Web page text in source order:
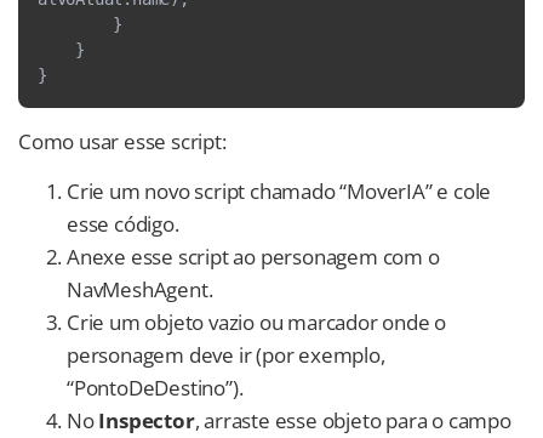
        }
    }
}
Como usar esse script:
Crie um novo script chamado “MoverIA” e cole
esse código.
Anexe esse script ao personagem com o
NavMeshAgent.
Crie um objeto vazio ou marcador onde o
personagem deve ir (por exemplo,
“PontoDeDestino”).
NoInspector, arraste esse objeto para o campo